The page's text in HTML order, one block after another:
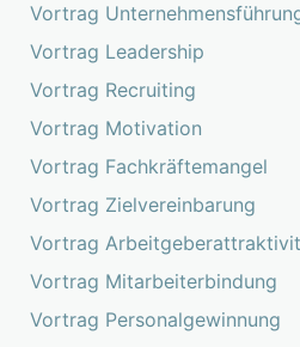
Vortrag
Vortrag Leadership
Vortrag Recruiting
Vortrag Motivation
Vortrag Fachkräftemangel
Vortrag Zielvereinbarung
Vortrag
Vortrag Mitarbeiterbindung
Vortrag Personalgewinnung